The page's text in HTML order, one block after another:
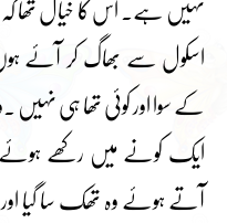
نہیں ہے۔ اس کا خیال تھا
اسکول سے بھاگ کر آئے
کے سوا اور کوئی تھا ہی نہیں
ایک کونے میں رکھے ہوئے
آتے ہوئے وہ تھک سا گیا